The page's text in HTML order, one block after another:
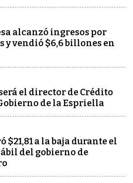
alcanzó ingresos por
y vendió $6,6 billones en
el director de Crédito
de la Espriella
$21,81 a la baja durante el
del gobierno de